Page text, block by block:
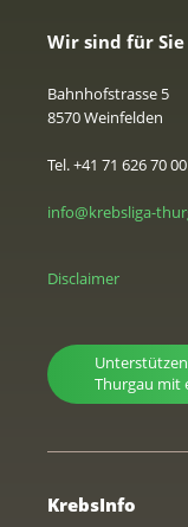
Wir sind für Sie
Bahnhofstrasse 5
8570 Weinfelden
Tel. +41 71 626 70 00
info@krebsliga-
Disclaimer
Thurgau mit
KrebsInfo